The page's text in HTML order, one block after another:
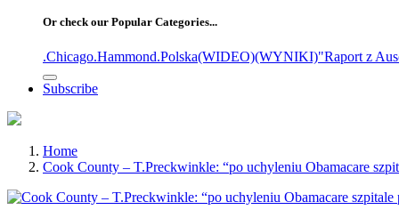
Or check our Popular Categories...
.Chicago.Hammond.Polska(WIDEO)(WYNIKI)"Raport z
Subscribe
Home
Cook County – T.Preckwinkle: “po uchyleniu Obamacare